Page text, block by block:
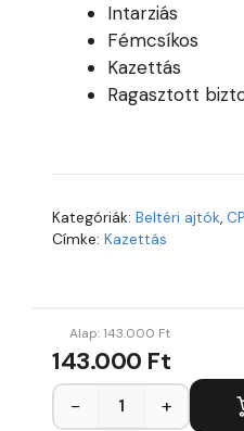
Intarziás
Fémcsíkos
Kazettás
Ragasztott
Kategóriák: Beltéri ajtók,
Címke: Kazettás
Alap:143.000 Ft
143.000 Ft
− +